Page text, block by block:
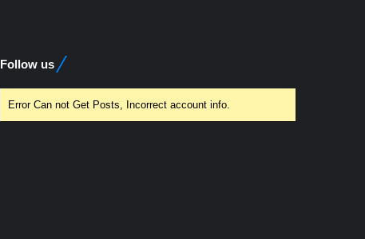
Follow us
Error Can not Get Posts, Incorrect account info.